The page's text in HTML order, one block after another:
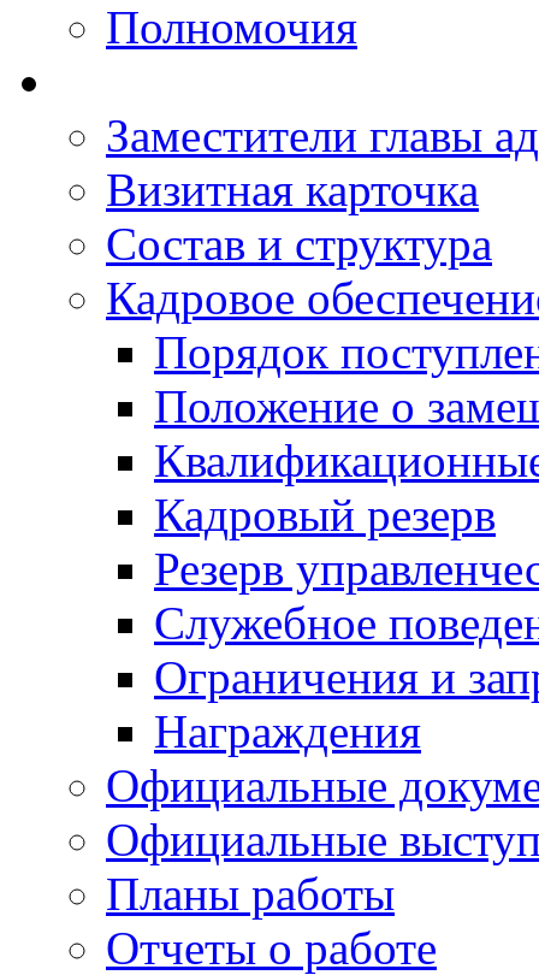
Полномочия
Заместители главы
Визитная карточка
Состав и структура
Кадровое
Порядок
Положение о
Кадровый резерв
Резерв
Служебное
Ограничения и
Награждения
Официальные
Официальные
Планы работы
Отчеты о работе